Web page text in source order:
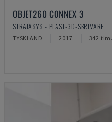
OBJET260 CONNEX 3
STRATASYS - PLAST-3D-SKRIVARE
TYSKLAND 2017 342 tim.